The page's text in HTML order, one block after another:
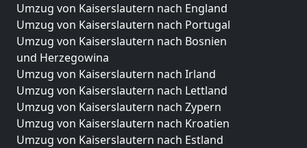
Umzug von Kaiserslautern nach England
Umzug von Kaiserslautern nach Portugal
Umzug von Kaiserslautern nach Bosnien
und Herzegowina
Umzug von Kaiserslautern nach Irland
Umzug von Kaiserslautern nach Lettland
Umzug von Kaiserslautern nach Zypern
Umzug von Kaiserslautern nach Kroatien
Umzug von Kaiserslautern nach Estland